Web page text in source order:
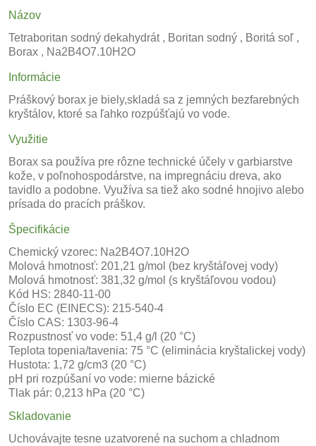
Názov
Tetraboritan sodný dekahydrát , Boritan sodný , Boritá soľ ,
Borax , Na2B4O7.10H2O
Informácie
Práškový borax je biely,skladá sa z jemných bezfarebných
kryštálov, ktoré sa ľahko rozpúšťajú vo vode.
Využitie
Borax sa používa pre rôzne technické účely v garbiarstve
kože, v poľnohospodárstve, na impregnáciu dreva, ako
tavidlo a podobne. Využíva sa tiež ako sodné hnojivo alebo
prísada do pracích práškov.
Špecifikácie
Chemický vzorec: Na2B4O7.10H2O
Molová hmotnosť: 201,21 g/mol (bez kryštáľovej vody)
Molová hmotnosť: 381,32 g/mol (s kryštáľovou vodou)
Kód HS: 2840-11-00
Číslo EC (EINECS): 215-540-4
Číslo CAS: 1303-96-4
Rozpustnosť vo vode: 51,4 g/l (20 °C)
Teplota topenia/tavenia: 75 °C (eliminácia kryštalickej vody)
Hustota: 1,72 g/cm3 (20 °C)
pH pri rozpúšaní vo vode: mierne bázické
Tlak pár: 0,213 hPa (20 °C)
Skladovanie
Uchovávajte tesne uzatvorené na suchom a chladnom